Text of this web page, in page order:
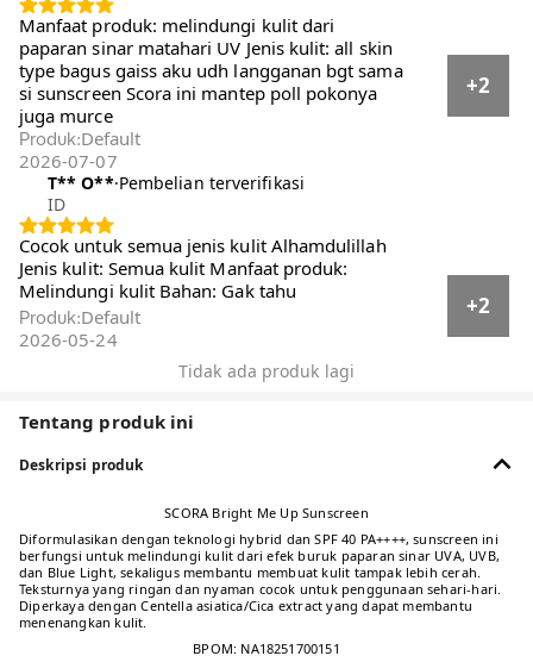
Manfaat produk: melindungi kulit dari paparan
sinar matahari UV Jenis kulit: all skin type
bagus gaiss aku udh langganan bgt sama si
sunscreen Scora ini mantep poll pokonya juga
murce
+2
Produk:Default
2026-07-07
T** O**️·Pembelian terverifikasi
ID
Cocok untuk semua jenis kulit Alhamdulillah
Jenis kulit: Semua kulit Manfaat produk:
Melindungi kulit Bahan: Gak tahu
+2
Produk:Default
2026-05-24
Tidak ada produk lagi
Tentang produk ini
Deskripsi produk
SCORA Bright Me Up Sunscreen
Diformulasikan dengan teknologi hybrid dan SPF 40 PA++++, sunscreen ini
berfungsi untuk melindungi kulit dari efek buruk paparan sinar UVA, UVB,
dan Blue Light, sekaligus membantu membuat kulit tampak lebih cerah.
Teksturnya yang ringan dan nyaman cocok untuk penggunaan sehari-hari.
Diperkaya dengan Centella asiatica/Cica extract yang dapat membantu
menenangkan kulit.
BPOM: NA18251700151